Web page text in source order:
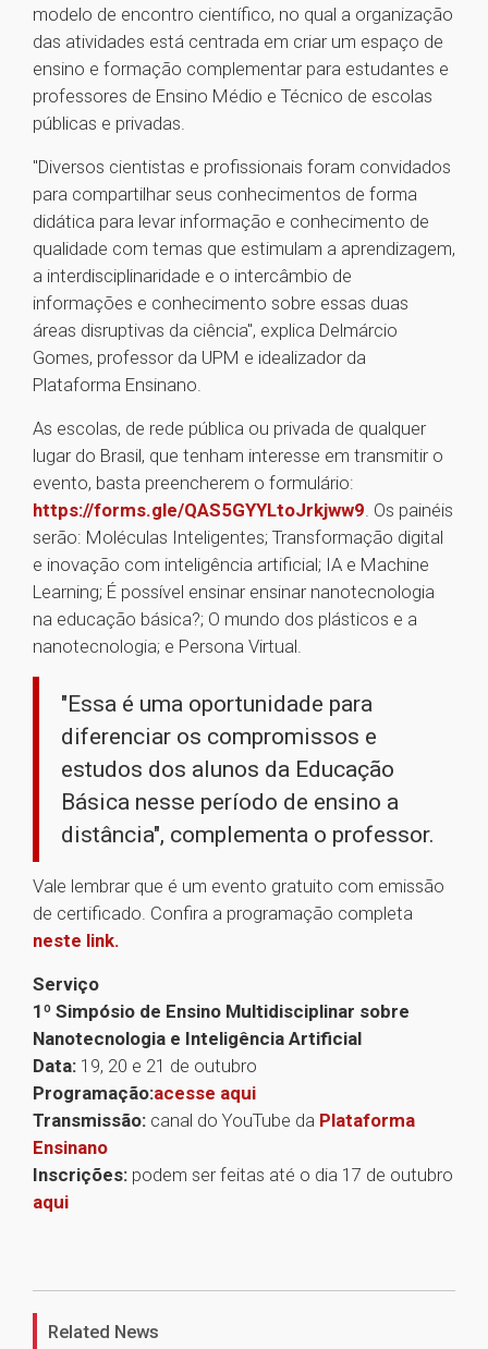
modelo de encontro científico, no qual a organização
das atividades está centrada em criar um espaço de
ensino e formação complementar para estudantes e
professores de Ensino Médio e Técnico de escolas
públicas e privadas.
"Diversos cientistas e profissionais foram convidados
para compartilhar seus conhecimentos de forma
didática para levar informação e conhecimento de
qualidade com temas que estimulam a aprendizagem,
a interdisciplinaridade e o intercâmbio de
informações e conhecimento sobre essas duas
áreas disruptivas da ciência", explica Delmárcio
Gomes, professor da UPM e idealizador da
Plataforma Ensinano.
As escolas, de rede pública ou privada de qualquer
lugar do Brasil, que tenham interesse em transmitir o
evento, basta preencherem o formulário:
https://forms.gle/QAS5GYYLtoJrkjww9. Os painéis
serão: Moléculas Inteligentes; Transformação digital
e inovação com inteligência artificial; IA e Machine
Learning; É possível ensinar ensinar nanotecnologia
na educação básica?; O mundo dos plásticos e a
nanotecnologia; e Persona Virtual.
"Essa é uma oportunidade para
diferenciar os compromissos e
estudos dos alunos da Educação
Básica nesse período de ensino a
distância", complementa o professor.
Vale lembrar que é um evento gratuito com emissão
de certificado. Confira a programação completa
neste link.
Serviço
1º Simpósio de Ensino Multidisciplinar sobre
Nanotecnologia e Inteligência Artificial
Data: 19, 20 e 21 de outubro
Programação:acesse aqui
Transmissão: canal do YouTube da Plataforma
Ensinano
Inscrições: podem ser feitas até o dia 17 de outubro
aqui
Related News